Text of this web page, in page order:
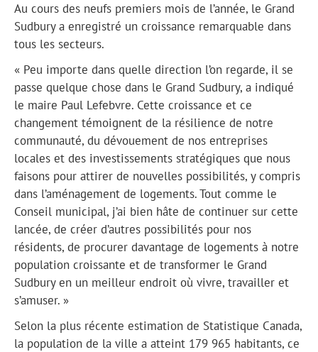
Au cours des neufs premiers mois de l’année, le Grand
Sudbury a enregistré un croissance remarquable dans
tous les secteurs.
« Peu importe dans quelle direction l’on regarde, il se
passe quelque chose dans le Grand Sudbury, a indiqué
le maire Paul Lefebvre. Cette croissance et ce
changement témoignent de la résilience de notre
communauté, du dévouement de nos entreprises
locales et des investissements stratégiques que nous
faisons pour attirer de nouvelles possibilités, y compris
dans l’aménagement de logements. Tout comme le
Conseil municipal, j’ai bien hâte de continuer sur cette
lancée, de créer d’autres possibilités pour nos
résidents, de procurer davantage de logements à notre
population croissante et de transformer le Grand
Sudbury en un meilleur endroit où vivre, travailler et
s’amuser. »
Selon la plus récente estimation de Statistique Canada,
la population de la ville a atteint 179 965 habitants, ce